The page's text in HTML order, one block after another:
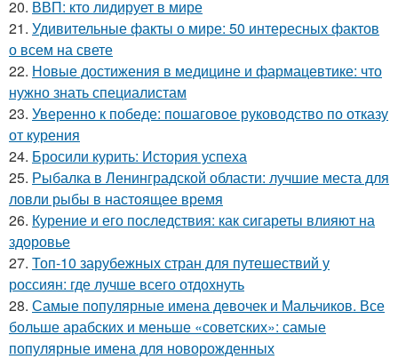
20. ВВП: кто лидирует в мире
21. Удивительные факты о мире: 50 интересных фактов
о всем на свете
22. Новые достижения в медицине и фармацевтике: что
нужно знать специалистам
23. Уверенно к победе: пошаговое руководство по отказу
от курения
24. Бросили курить: История успеха
25. Рыбалка в Ленинградской области: лучшие места для
ловли рыбы в настоящее время
26. Курение и его последствия: как сигареты влияют на
здоровье
27. Топ-10 зарубежных стран для путешествий у
россиян: где лучше всего отдохнуть
28. Самые популярные имена девочек и Мальчиков. Все
больше арабских и меньше «советских»: самые
популярные имена для новорожденных